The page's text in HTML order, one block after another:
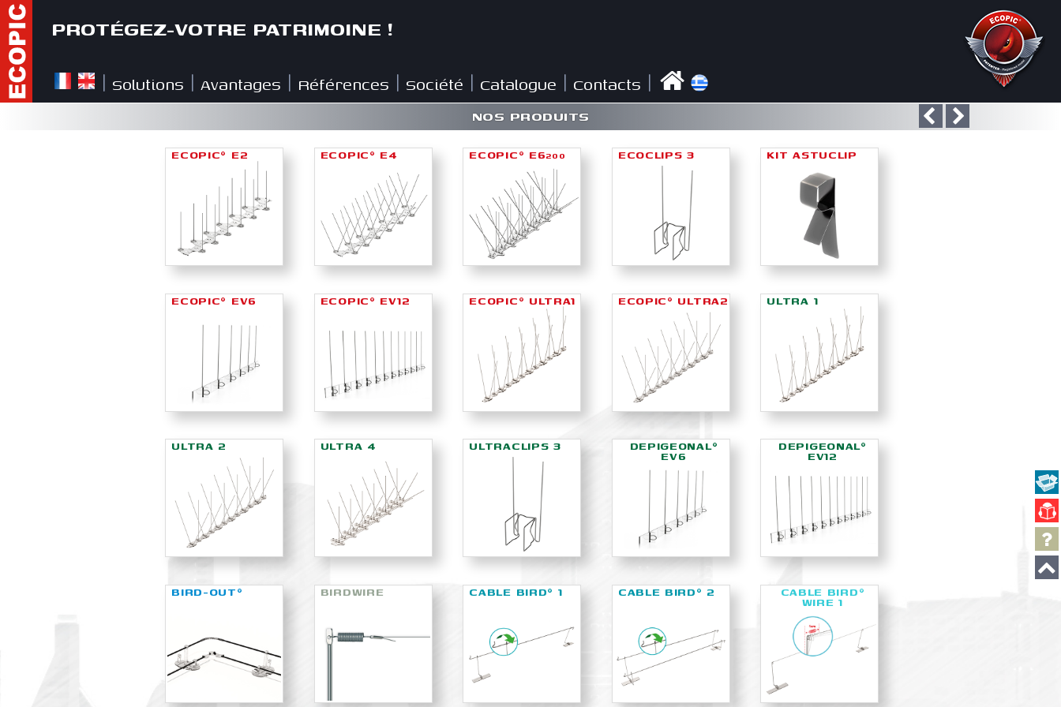
PROTÉGEZ-VOTRE PATRIMOINE !
Solutions Avantages Références Société Catalogue Contacts
NOS PRODUITS
ECOPIC® E2 ECOPIC® E4 ECOPIC® E6200 ECOCLIPS 3 KIT ASTUCLIP
ECOPIC® EV6 ECOPIC® EV12 ECOPIC® ULTRA1 ECOPIC® ULTRA2 ULTRA 1
ULTRA 2 ULTRA 4 ULTRACLIPS 3 DEPIGEONAL®
EV6
DEPIGEONAL®
EV12
BIRD-OUT® BIRDWIRE CABLE BIRD® 1 CABLE BIRD® 2 CABLE BIRD®
WIRE 1